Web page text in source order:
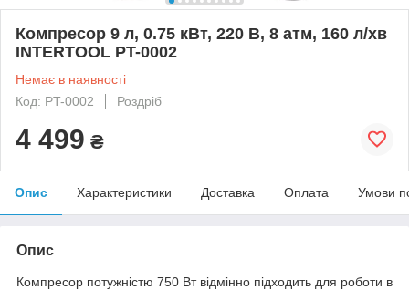
Компресор 9 л, 0.75 кВт, 220 В, 8 атм, 160 л/хв
INTERTOOL PT-0002
Немає в наявності
Код: PT-0002
Роздріб
4 499 ₴
Опис Характеристики Доставка Оплата Умови
Опис
Компресор потужністю 750 Вт відмінно підходить для роботи в